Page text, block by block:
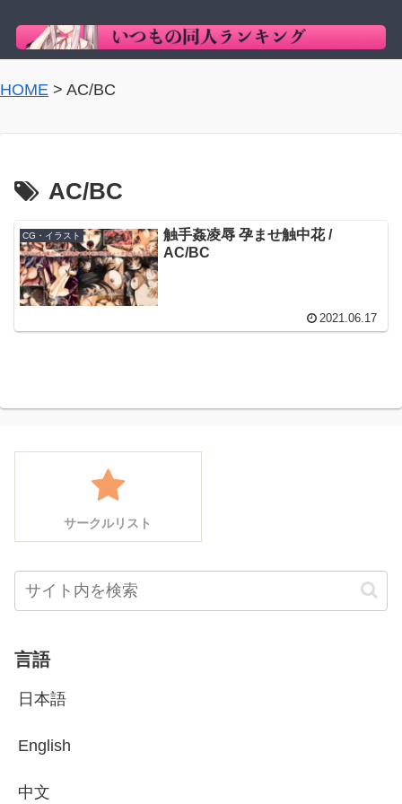
HOME > AC/BC
AC/BC
CG・イラスト
触手姦凌辱 孕ませ触中花 /
AC/BC
2021.06.17
サークルリスト
言語
日本語
English
中文